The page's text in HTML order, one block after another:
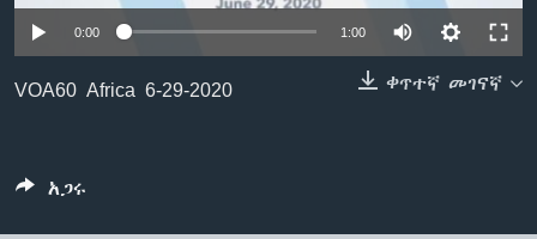
ቋንቋዎች
0:00 1:00
ቀጥተኛ መገናኛ
VOA60 Africa 6-29-2020
አጋሩ